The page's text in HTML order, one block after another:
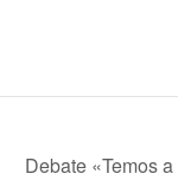
Debate «Temos